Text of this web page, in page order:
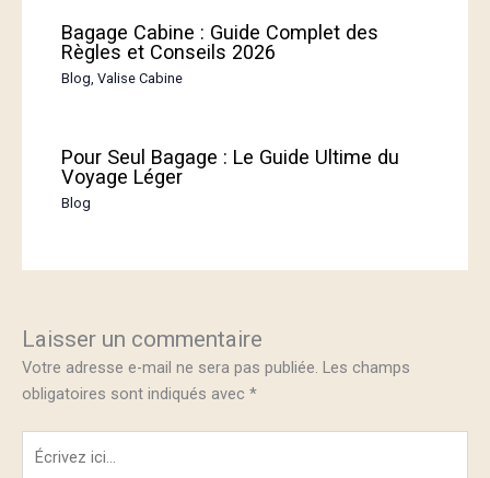
Bagage Cabine : Guide Complet des
Règles et Conseils 2026
Blog ,Valise Cabine
Pour Seul Bagage : Le Guide Ultime du
Voyage Léger
Blog
Laisser un commentaire
Votre adresse e-mail ne sera pas publiée. Les champs
obligatoires sont indiqués avec *
Écrivez